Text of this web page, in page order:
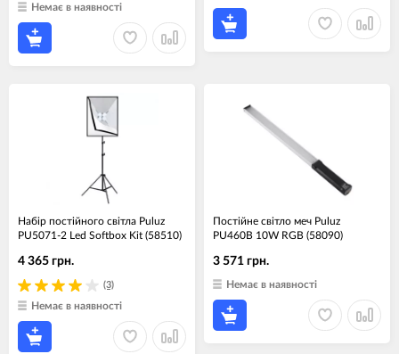
Немає в наявності
Набір постійного світла Puluz
PU5071-2 Led Softbox Kit (58510)
(3)
4 365 грн.
Немає в наявності
Постійне світло меч Puluz
PU460B 10W RGB (58090)
3 571 грн.
Немає в наявності